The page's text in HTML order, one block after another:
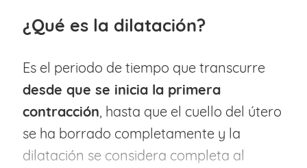
¿Qué es la dilatación?
Es el periodo de tiempo que transcurre
desde que se inicia la primera
contracción, hasta que el cuello del útero
se ha borrado completamente y la
dilatación se considera completa al